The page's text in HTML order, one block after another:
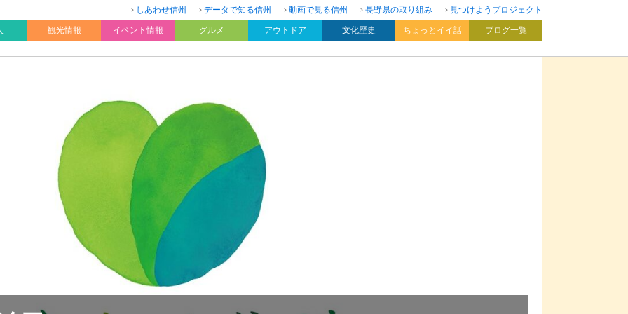
しあわせ信州 データで知る信州 動画で見る信州 長野県の取り組み
見つけようプロジェクト
観光情報 イベント情報 グルメ アウトドア 文化歴史 ちょっとイイ話 ブログ一覧